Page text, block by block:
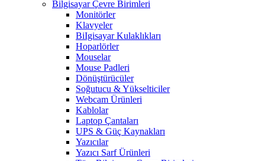
Bilgisayar Çevre Birimleri
Monitörler
Klavyeler
BiIgisayar Kulaklıkları
Hoparlörler
Mouselar
Mouse Padleri
Dönüştürücüler
Soğutucu & Yükselticiler
Webcam Ürünleri
Kablolar
Laptop Çantaları
UPS & Güç Kaynakları
Yazıcılar
Yazıcı Sarf Ürünleri